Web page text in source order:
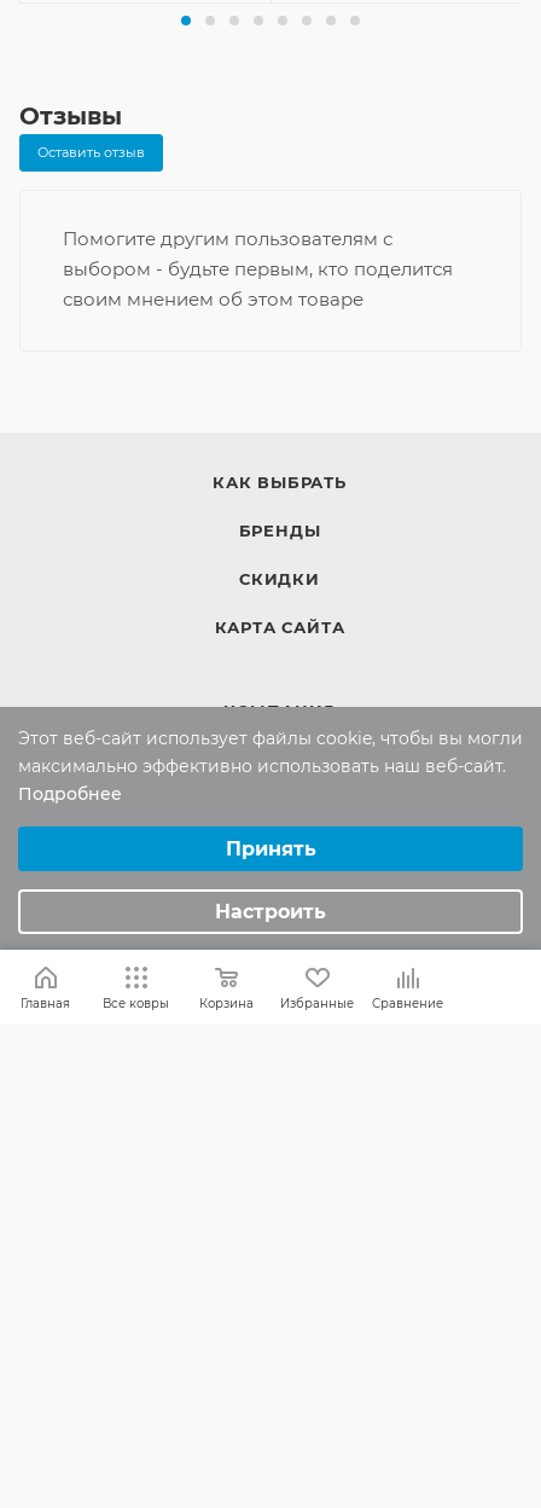
Отзывы
Оставить отзыв
Помогите другим пользователям с
выбором - будьте первым, кто поделится
своим мнением об этом товаре
КАК ВЫБРАТЬ
БРЕНДЫ
СКИДКИ
КАРТА САЙТА
КОМПАНИЯ
Компания
ИНФОРМАЦИЯ
Вопросы и ответы
Политика конфиденциальности
Главная Все ковры Корзина Избранные Сравнение
Этот веб-сайт использует файлы cookie, чтобы вы могли
максимально эффективно использовать наш веб-сайт.
Подробнее
Аналитические/Функциональные
Принять
Настроить